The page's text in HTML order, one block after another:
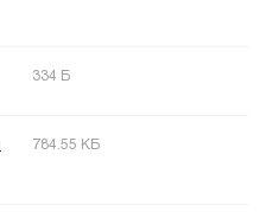
334 Б
784.55 КБ